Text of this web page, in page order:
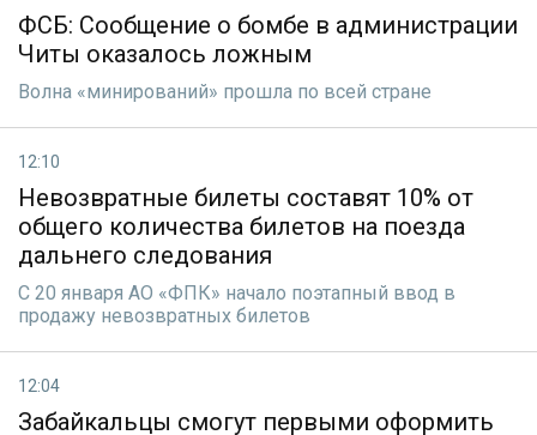
ФСБ: Сообщение о бомбе в администрации
Читы оказалось ложным
Волна «минирований» прошла по всей стране
12:10
Невозвратные билеты составят 10% от
общего количества билетов на поезда
дальнего следования
С 20 января АО «ФПК» начало поэтапный ввод в
продажу невозвратных билетов
12:04
Забайкальцы смогут первыми оформить